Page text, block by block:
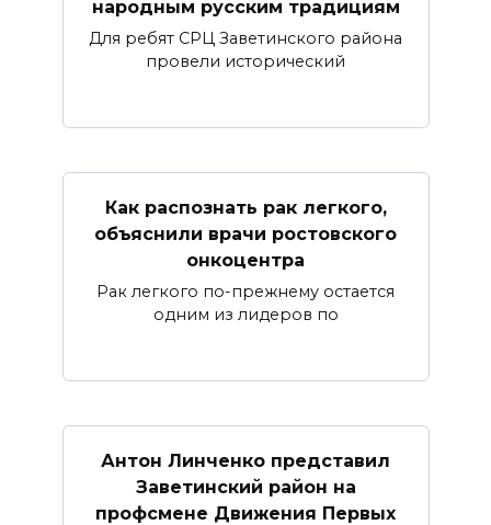
народным русским традициям
Для ребят СРЦ Заветинского района
провели исторический
Как распознать рак легкого,
объяснили врачи ростовского
онкоцентра
Рак легкого по-прежнему остается
одним из лидеров по
Антон Линченко представил
Заветинский район на
профсмене Движения Первых